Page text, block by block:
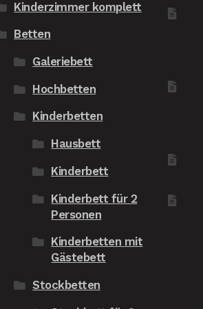
auch den Shop unseren
Freunden weiterempfehlen!
Kinderzimmer komplett
Betten
Galeriebett
Hochbetten
Kinderbetten
Hausbett
Kinderbett
Kinderbett für 2
Personen
Kinderbetten mit
Gästebett
Stockbetten